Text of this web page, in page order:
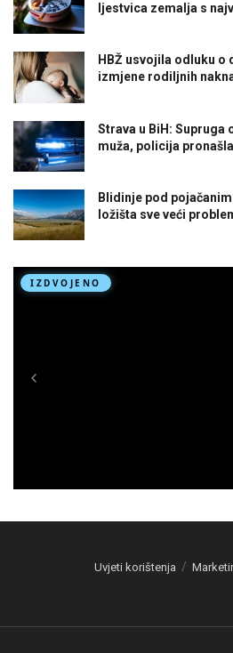
ljestvica zemalja s
HBŽ usvojila odluku o
izmjene rodiljnih
Strava u BiH: Supruga
muža, policija
Blidinje pod
ložišta sve veći
Uvjeti korištenja